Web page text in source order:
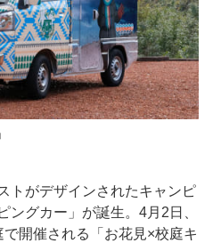
トがデザインされたキャンピ
グカー」が誕生。4月2日、
開催される「お花見×校庭キ